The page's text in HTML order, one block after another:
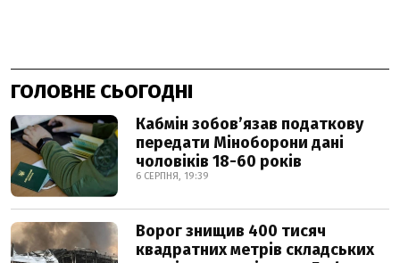
ГОЛОВНЕ СЬОГОДНІ
Кабмін зобовʼязав податкову
передати Міноборони дані
чоловіків 18-60 років
6 СЕРПНЯ, 19:39
Ворог знищив 400 тисяч
квадратних метрів складських